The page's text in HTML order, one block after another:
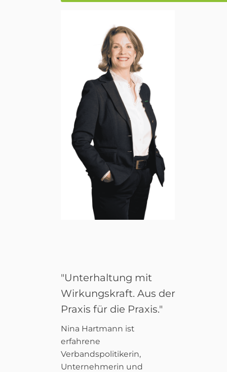
"Unterhaltung mit
Wirkungskraft. Aus der
Praxis für die Praxis."
Nina Hartmann ist
erfahrene
Verbandspolitikerin,
Unternehmerin und